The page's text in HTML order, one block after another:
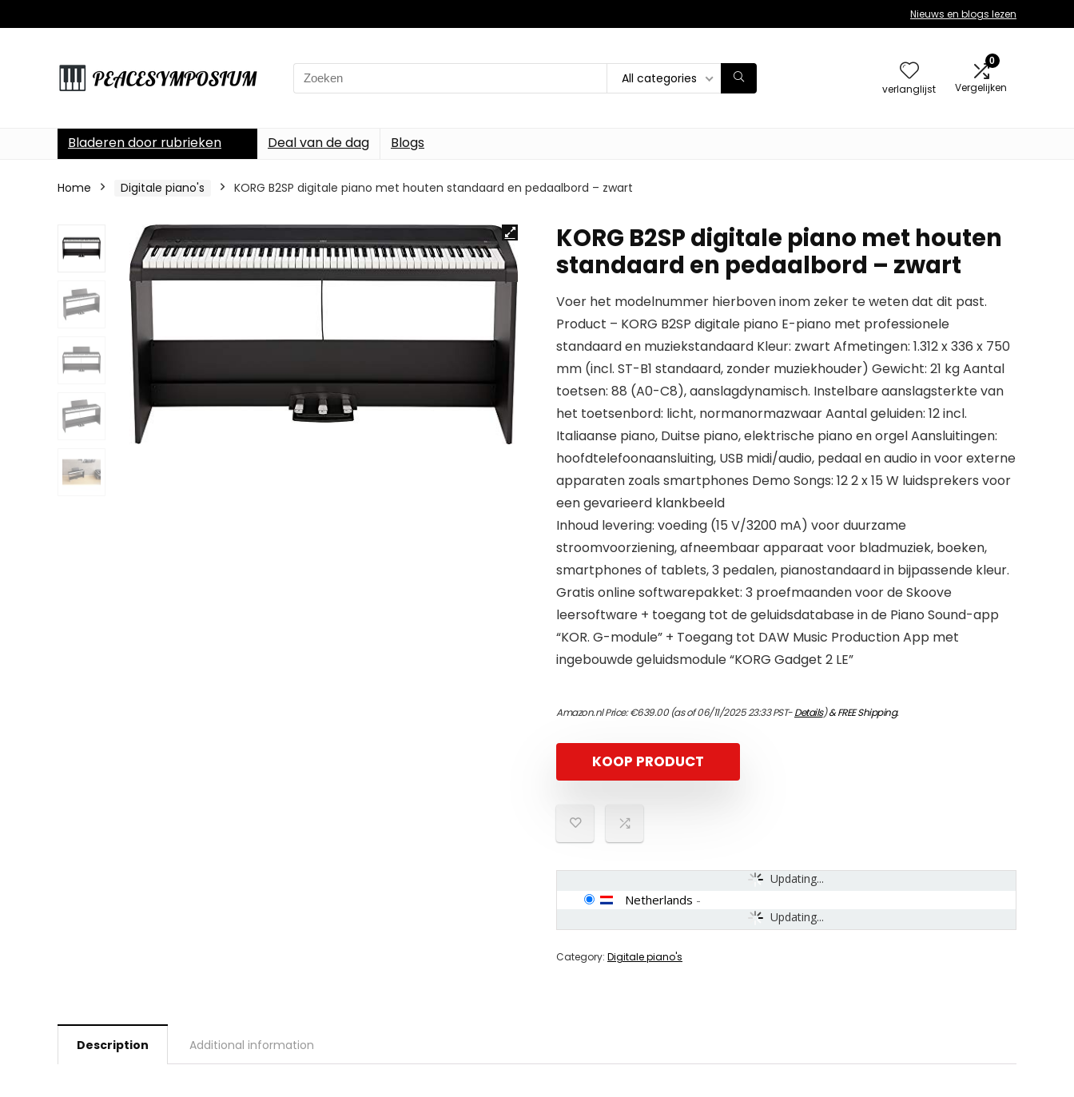
Nieuws en blogs lezen
Search
for:
All categories
verlanglijst
0
Vergelijken
Bladeren door rubrieken Deal van de dag Blogs
Home Digitale piano's KORG B2SP digitale piano met houten standaard en pedaalbord – zwart
KORG B2SP digitale piano met houten
standaard en pedaalbord – zwart
Voer het modelnummer hierboven inom zeker te weten dat dit past.
Product – KORG B2SP digitale piano E-piano met professionele
standaard en muziekstandaard Kleur: zwart Afmetingen: 1.312 x 336 x 750
mm (incl. ST-B1 standaard, zonder muziekhouder) Gewicht: 21 kg Aantal
toetsen: 88 (A0-C8), aanslagdynamisch. Instelbare aanslagsterkte van
het toetsenbord: licht, normanormazwaar Aantal geluiden: 12 incl.
Italiaanse piano, Duitse piano, elektrische piano en orgel Aansluitingen:
hoofdtelefoonaansluiting, USB midi/audio, pedaal en audio in voor externe
apparaten zoals smartphones Demo Songs: 12 2 x 15 W luidsprekers voor
een gevarieerd klankbeeld
Inhoud levering: voeding (15 V/3200 mA) voor duurzame
stroomvoorziening, afneembaar apparaat voor bladmuziek, boeken,
smartphones of tablets, 3 pedalen, pianostandaard in bijpassende kleur.
Gratis online softwarepakket: 3 proefmaanden voor de Skoove
leersoftware + toegang tot de geluidsdatabase in de Piano Sound-app
“KOR. G-module” + Toegang tot DAW Music Production App met
ingebouwde geluidsmodule “KORG Gadget 2 LE”
Amazon.nl Price:€639.00(as of 06/11/2025 23:33 PST-Details)&FREE Shipping.
KOOP PRODUCT
Updating...
Updating...
Netherlands -
Category: Digitale piano's
Description Additional information